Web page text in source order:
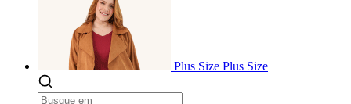
Plus Size Plus Size